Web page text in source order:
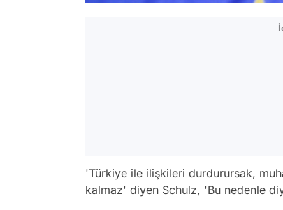
'Türkiye ile ilişkileri durdurursak,
kalmaz' diyen Schulz, 'Bu nedenle